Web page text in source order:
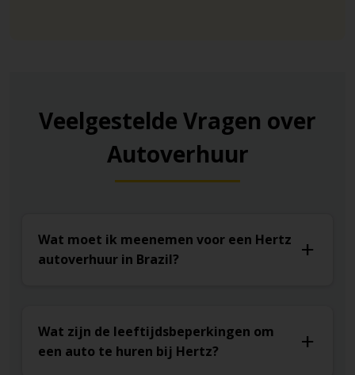
Veelgestelde Vragen over
Autoverhuur
Wat moet ik meenemen voor een Hertz
autoverhuur in Brazil?
Wat zijn de leeftijdsbeperkingen om
een auto te huren bij Hertz?